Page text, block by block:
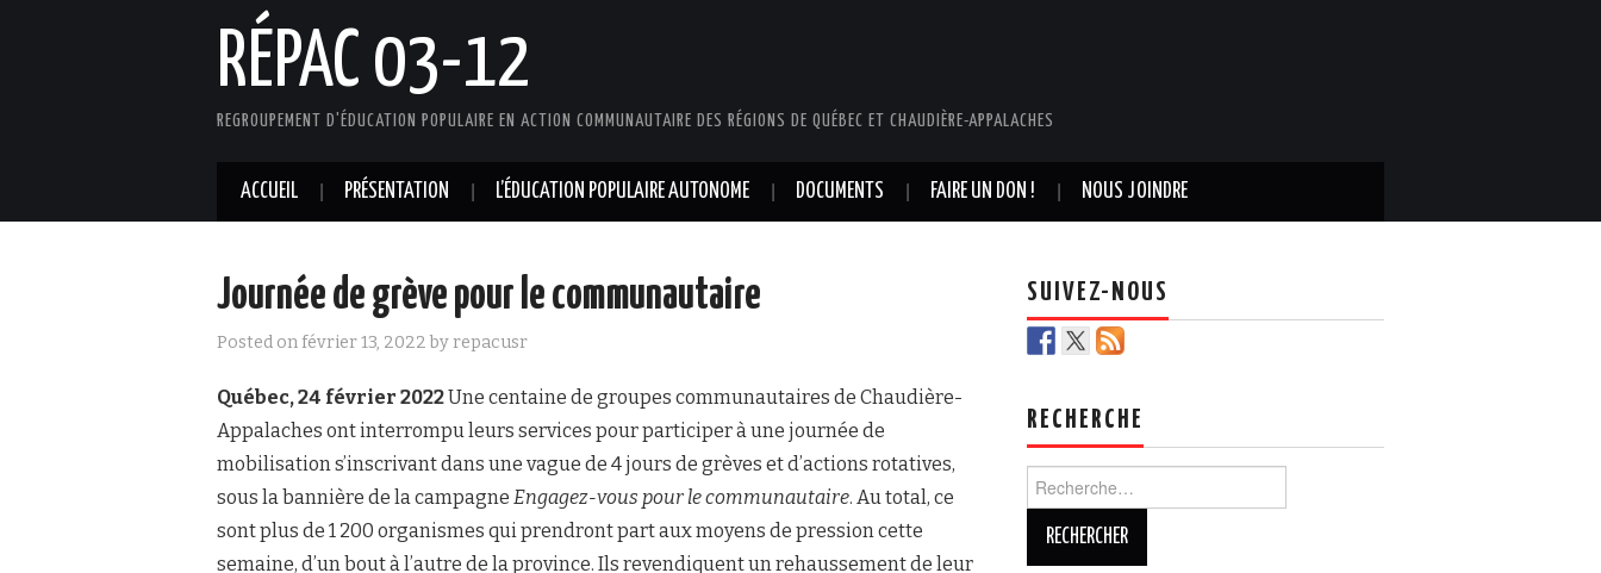
RÉPAC 03-12
REGROUPEMENT D'ÉDUCATION POPULAIRE EN ACTION COMMUNAUTAIRE DES RÉGIONS DE QUÉBEC ET CHAUDIÈRE-APPALACHES
ACCUEIL PRÉSENTATION L’ÉDUCATION POPULAIRE AUTONOME DOCUMENTS FAIRE UN DON ! NOUS JOINDRE
Journée de grève pour le communautaire
Posted onfévrier 13, 2022 byrepacusr
Québec, 24 février 2022Une centaine de groupes communautaires de Chaudière-
Appalaches ont interrompu leurs services pour participer à une journée de
mobilisation s’inscrivant dans une vague de 4 jours de grèves et d’actions rotatives,
sous la bannière de la campagne Engagez-vous pour le communautaire. Au total, ce
sont plus de 1 200 organismes qui prendront part aux moyens de pression cette
semaine, d’un bout à l’autre de la province. Ils revendiquent un rehaussement de leur
SUIVEZ-NOUS
RECHERCHE